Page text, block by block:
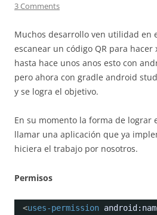
3 Comments
Muchos desarrollo ven utilidad en
escanear un código QR para
hasta hace unos anos esto con
pero ahora con gradle android
y se logra el objetivo.
En su momento la forma de lograr
llamar una aplicación que ya
hiciera el trabajo por nosotros.
Permisos
<uses-permission